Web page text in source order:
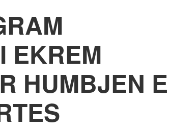
EKREM
HUMBJEN E